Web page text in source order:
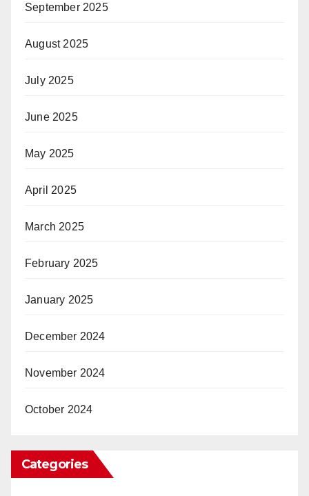
September 2025
August 2025
July 2025
June 2025
May 2025
April 2025
March 2025
February 2025
January 2025
December 2024
November 2024
October 2024
Categories